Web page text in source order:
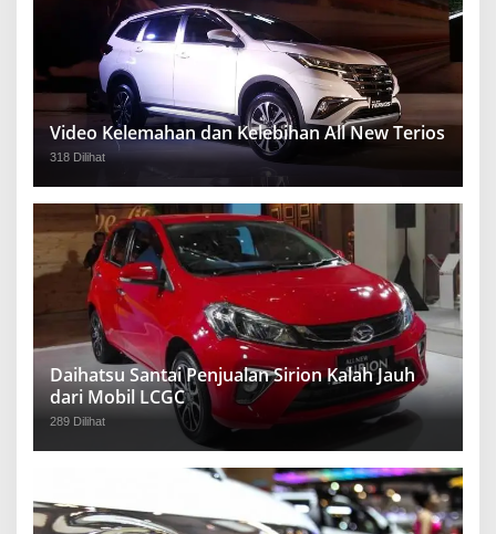
Video Kelemahan dan Kelebihan All New Terios
318 Dilihat
Daihatsu Santai Penjualan Sirion Kalah Jauh
dari Mobil LCGC
289 Dilihat